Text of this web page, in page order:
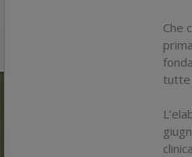
Che
tutte